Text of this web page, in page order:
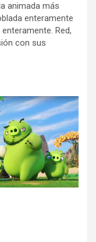
animada más
enteramente
Red,
con sus